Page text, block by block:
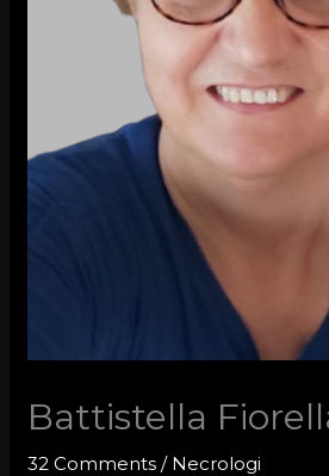
Battistella
32 Comments / Necrologi